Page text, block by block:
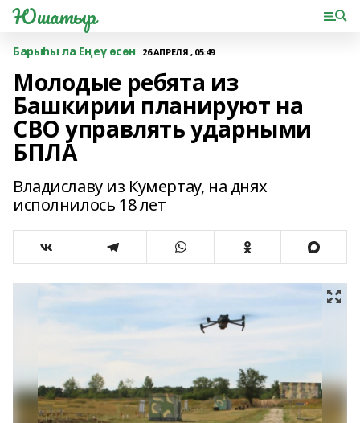
Юшатыр
Барыһы ла Еңеү өсөн 26 АПРЕЛЯ , 05:49
Молодые ребята из
Башкирии планируют на
СВО управлять ударными
БПЛА
Владиславу из Кумертау, на днях
исполнилось 18 лет